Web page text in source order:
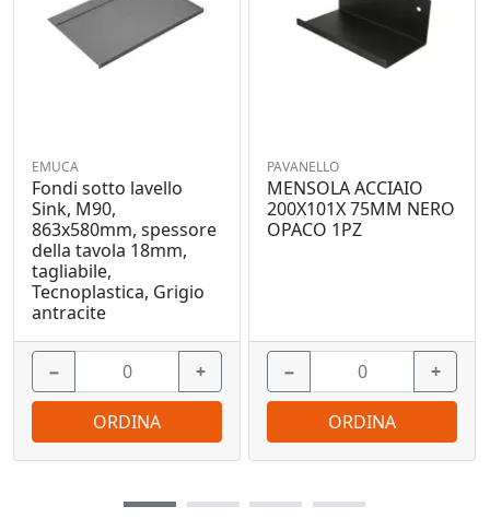
EMUCA
Fondi sotto lavello
Sink, M90,
863x580mm, spessore
della tavola 18mm,
tagliabile,
Tecnoplastica, Grigio
antracite
− +
ORDINA
PAVANELLO
MENSOLA ACCIAIO
200X101X 75MM NERO
OPACO 1PZ
− +
ORDINA